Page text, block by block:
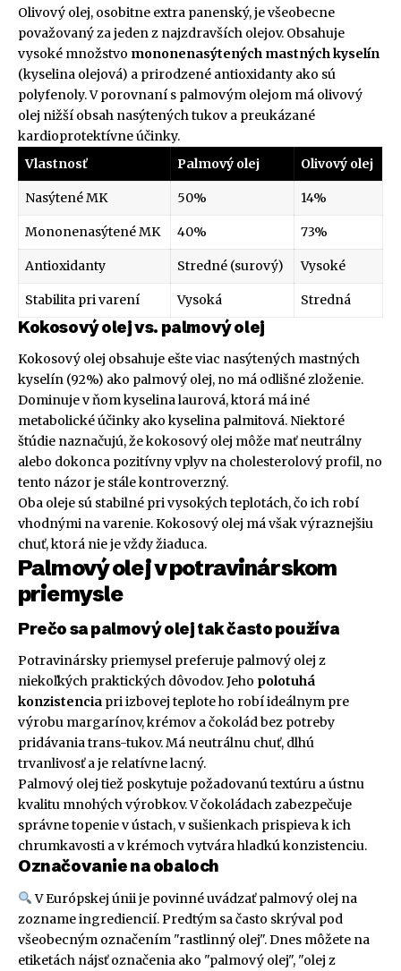
Olivový olej, osobitne extra panenský, je všeobecne
považovaný za jeden z najzdravších olejov. Obsahuje
vysoké množstvo mononenasýtených mastných kyselín
(kyselina olejová) a prirodzené antioxidanty ako sú
polyfenoly. V porovnaní s palmovým olejom má olivový
olej nižší obsah nasýtených tukov a preukázané
kardioprotektívne účinky.
Vlastnosť
Palmový olej Olivový olej
Nasýtené MK 50% 14%
Mononenasýtené MK 40% 73%
Antioxidanty Stredné (surový) Vysoké
Stabilita pri varení Vysoká Stredná
Kokosový olej vs. palmový olej
Kokosový olej obsahuje ešte viac nasýtených mastných
kyselín (92%) ako palmový olej, no má odlišné zloženie.
Dominuje v ňom kyselina laurová, ktorá má iné
metabolické účinky ako kyselina palmitová. Niektoré
štúdie naznačujú, že kokosový olej môže mať neutrálny
alebo dokonca pozitívny vplyv na cholesterolový profil, no
tento názor je stále kontroverzný.
Oba oleje sú stabilné pri vysokých teplotách, čo ich robí
vhodnými na varenie. Kokosový olej má však výraznejšiu
chuť, ktorá nie je vždy žiaduca.
Palmový olej v potravinárskom
priemysle
Prečo sa palmový olej tak často používa
Potravinársky priemysel preferuje palmový olej z
niekoľkých praktických dôvodov. Jeho polotuhá
konzistencia pri izbovej teplote ho robí ideálnym pre
výrobu margarínov, krémov a čokolád bez potreby
pridávania trans-tukov. Má neutrálnu chuť, dlhú
trvanlivosť a je relatívne lacný.
Palmový olej tiež poskytuje požadovanú textúru a ústnu
kvalitu mnohých výrobkov. V čokoládach zabezpečuje
správne topenie v ústach, v sušienkach prispieva k ich
chrumkavosti a v krémoch vytvára hladkú konzistenciu.
Označovanie na obaloch
V Európskej únii je povinné uvádzať palmový olej na
zozname ingrediencií. Predtým sa často skrýval pod
všeobecným označením "rastlinný olej". Dnes môžete na
etiketách nájsť označenia ako "palmový olej", "olej z